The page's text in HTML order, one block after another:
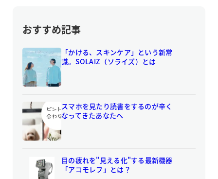
おすすめ記事
「かける、スキンケア」という新常
識。SOLAIZ（ソライズ）とは
スマホを見たり読書をするのが辛く
なってきたあなたへ
目の疲れを"見える化"する最新機器
「アコモレフ」とは？